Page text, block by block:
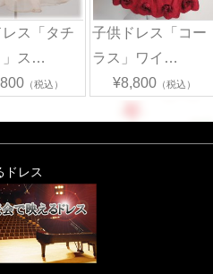
ス「タチ
」ス…
（税込）
子供ドレス「コー
ラス」ワイ…
¥8,800（税込）
ドレス